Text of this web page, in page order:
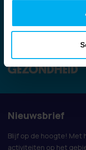
Ook vertegenwoordigd
Nieuwsbrief
Blijf op de hoogte! Met
activiteiten op het